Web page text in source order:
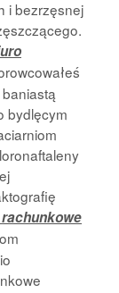
i bezrzęsnej
bydlęcym